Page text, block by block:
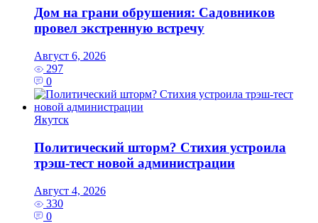
Дом на грани обрушения: Садовников
провел экстренную встречу
Август 6, 2026
297
0
Якутск
Политический шторм? Стихия устроила
трэш-тест новой администрации
Август 4, 2026
330
0